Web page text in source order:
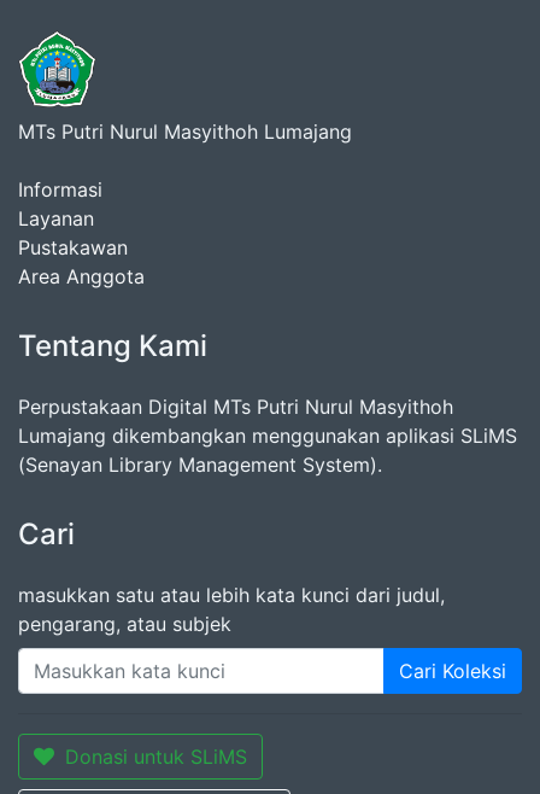
MTs Putri Nurul Masyithoh Lumajang
Informasi
Layanan
Pustakawan
Area Anggota
Tentang Kami
Perpustakaan Digital MTs Putri Nurul Masyithoh
Lumajang dikembangkan menggunakan aplikasi SLiMS
(Senayan Library Management System).
Cari
masukkan satu atau lebih kata kunci dari judul,
pengarang, atau subjek
Cari Koleksi
Donasi untuk SLiMS